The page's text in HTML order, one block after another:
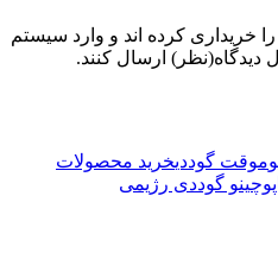
خریداری کرده اند و وارد سیستم
دیدگاه(نظر) ارسال کنند.
موقت گوددیخرید محصولات